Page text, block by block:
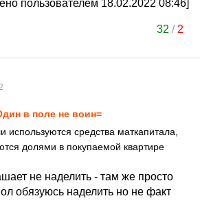
пользователем 18.02.2022 08:46]
32 / 2
в поле не воин=
используются средства маткапитала,
долями в покупаемой квартире
не наделить - там же просто
обязуюсь наделить но не факт